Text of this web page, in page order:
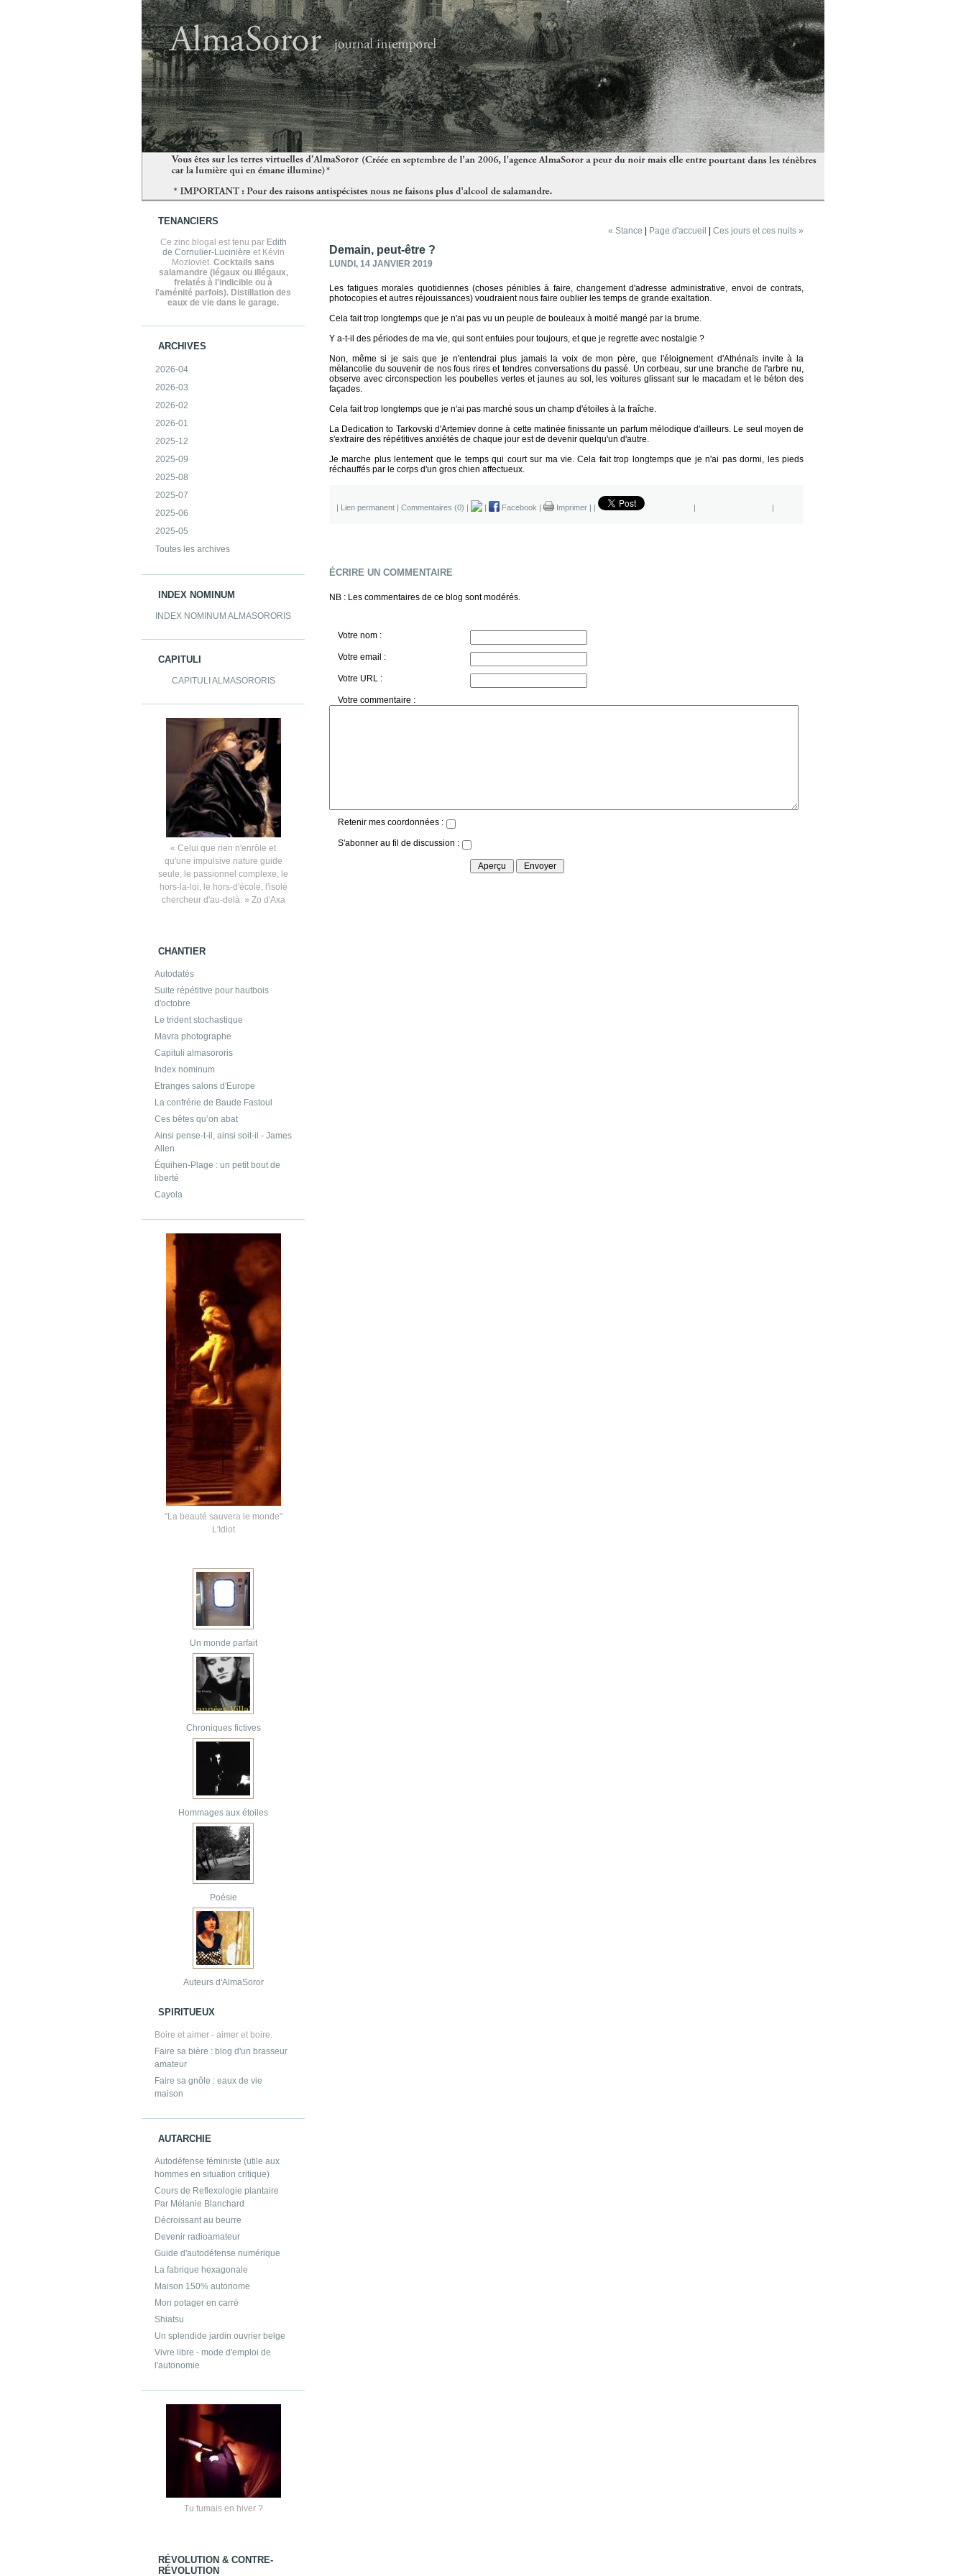
TENANCIERS
Ce zinc blogal est tenu par Edith
de Cornulier-Lucinière et Kévin
Mozloviet. Cocktails sans
salamandre (légaux ou illégaux,
frelatés à l'indicible ou à
l'aménité parfois). Distillation des
eaux de vie dans le garage.
ARCHIVES
2026-04
2026-03
2026-02
2026-01
2025-12
2025-09
2025-08
2025-07
2025-06
2025-05
Toutes les archives
INDEX NOMINUM
INDEX NOMINUM ALMASORORIS
CAPITULI
CAPITULI ALMASORORIS
« Celui que rien n'enrôle et
qu'une impulsive nature guide
seule, le passionnel complexe, le
hors-la-loi, le hors-d'école, l'isolé
chercheur d'au-delà. » Zo d'Axa
CHANTIER
Autodatés
Suite répétitive pour hautbois
d'octobre
Le trident stochastique
Mavra photographe
Capituli almasororis
Index nominum
Etranges salons d'Europe
La confrérie de Baude Fastoul
Ces bêtes qu’on abat
Ainsi pense-t-il, ainsi soit-il - James
Allen
Équihen-Plage : un petit bout de
liberté
Cayola
"La beauté sauvera le monde"
L'Idiot
Un monde parfait
Chroniques fictives
Hommages aux étoiles
Poésie
Auteurs d'AlmaSoror
SPIRITUEUX
Boire et aimer - aimer et boire.
Faire sa bière : blog d'un brasseur
amateur
Faire sa gnôle : eaux de vie
maison
AUTARCHIE
Autodéfense féministe (utile aux
hommes en situation critique)
Cours de Reflexologie plantaire
Par Mélanie Blanchard
Décroissant au beurre
Devenir radioamateur
Guide d'autodéfense numérique
La fabrique hexagonale
Maison 150% autonome
Mon potager en carré
Shiatsu
Un splendide jardin ouvrier belge
Vivre libre - mode d'emploi de
l'autonomie
Tu fumais en hiver ?
RÉVOLUTION & CONTRE-
RÉVOLUTION
« Stance Page d'accueil Ces jours et ces nuits »
LUNDI, 14 JANVIER 2019
Demain, peut-être ?
Les fatigues morales quotidiennes (choses pénibles à faire, changement d'adresse administrative, envoi de contrats,
photocopies et autres réjouissances) voudraient nous faire oublier les temps de grande exaltation.
Cela fait trop longtemps que je n'ai pas vu un peuple de bouleaux à moitié mangé par la brume.
Y a-t-il des périodes de ma vie, qui sont enfuies pour toujours, et que je regrette avec nostalgie ?
Non, même si je sais que je n'entendrai plus jamais la voix de mon père, que l'éloignement d'Athénaïs invite à la
mélancolie du souvenir de nos fous rires et tendres conversations du passé. Un corbeau, sur une branche de l'arbre nu,
observe avec circonspection les poubelles vertes et jaunes au sol, les voitures glissant sur le macadam et le béton des
façades.
Cela fait trop longtemps que je n'ai pas marché sous un champ d'étoiles à la fraîche.
La Dedication to Tarkovski d'Artemiev donne à cette matinée finissante un parfum mélodique d'ailleurs. Le seul moyen de
s'extraire des répétitives anxiétés de chaque jour est de devenir quelqu'un d'autre.
Je marche plus lentement que le temps qui court sur ma vie. Cela fait trop longtemps que je n'ai pas dormi, les pieds
réchauffés par le corps d'un gros chien affectueux.
| Lien permanent | Commentaires (0) | | Facebook | Imprimer | | | |
ÉCRIRE UN COMMENTAIRE
NB : Les commentaires de ce blog sont modérés.
Votre nom :
Votre email :
Votre URL :
Votre commentaire :
Retenir mes coordonnées :
S'abonner au fil de discussion :